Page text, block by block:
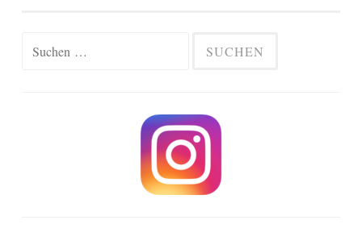
Suchen